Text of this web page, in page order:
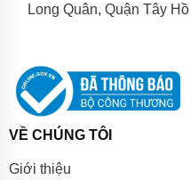
Long Quân, Quận Tây Hồ
VỀ CHÚNG TÔI
Giới thiệu